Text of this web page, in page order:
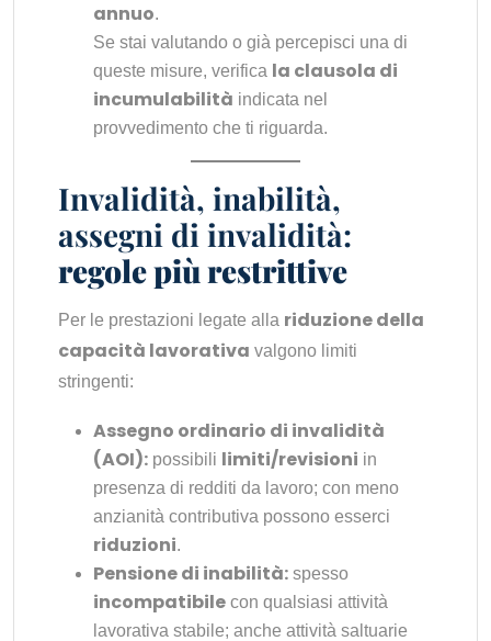
annuo.
Se stai valutando o già percepisci una di
queste misure, verifica la clausola di
incumulabilità indicata nel
provvedimento che ti riguarda.
Invalidità, inabilità,
assegni di invalidità:
regole più restrittive
Per le prestazioni legate alla riduzione della
capacità lavorativa valgono limiti
stringenti:
Assegno ordinario di invalidità
(AOI): possibili limiti/revisioni in
presenza di redditi da lavoro; con meno
anzianità contributiva possono esserci
riduzioni.
Pensione di inabilità: spesso
incompatibile con qualsiasi attività
lavorativa stabile; anche attività saltuarie